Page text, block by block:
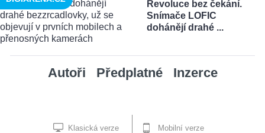
Revoluce bez čekání.
Snímače LOFIC
dohánějí drahé ...
Autoři Předplatné Inzerce
Klasická verze Mobilní verze